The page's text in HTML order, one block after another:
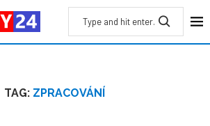
TAG: ZPRACOVÁNÍ